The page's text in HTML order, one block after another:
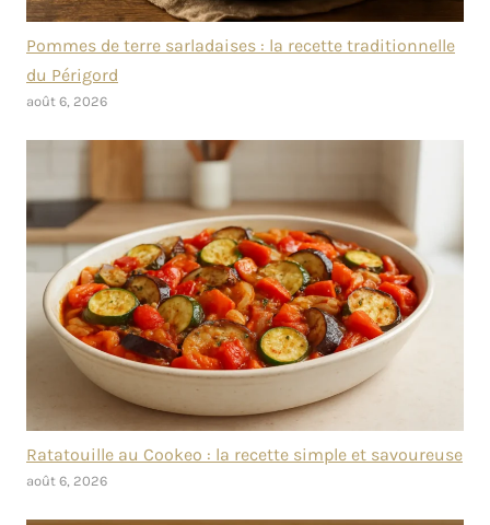
Pommes de terre sarladaises : la recette traditionnelle
du Périgord
août 6, 2026
Ratatouille au Cookeo : la recette simple et savoureuse
août 6, 2026